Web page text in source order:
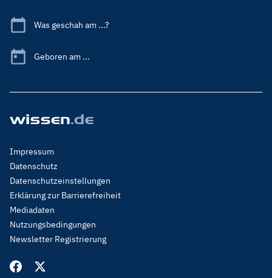
Was geschah am ...?
Geboren am ...
Footer
Menu
Legal
Impressum
Datenschutz
Datenschutzeinstellungen
Erklärung zur Barrierefreiheit
Mediadaten
Nutzungsbedingungen
Newsletter Registrierung